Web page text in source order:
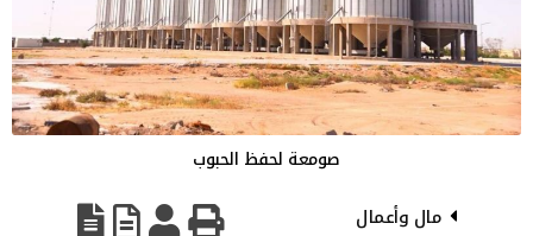
صومعة لحفظ الحبوب
مال وأعمال